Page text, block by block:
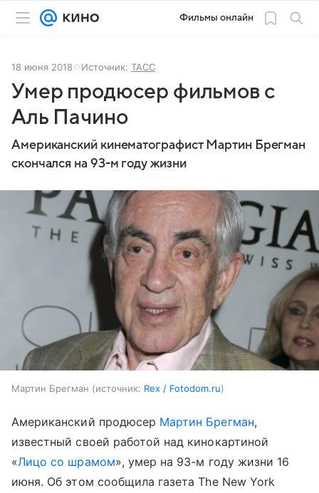
Фильмы онлайн
18 июня 2018 Источник: ТАСС
Умер продюсер фильмов с
Аль Пачино
Американский кинематографист Мартин Брегман
скончался на 93-м году жизни
Мартин Брегман источник: Rex / Fotodom.ru
Американский продюсер Мартин Брегман,
известный своей работой над кинокартиной
«Лицо со шрамом», умер на 93-м году жизни 16
июня. Об этом сообщила газета The New York